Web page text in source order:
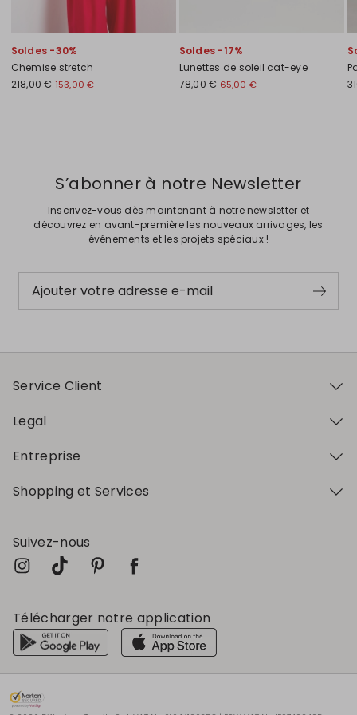
Soldes -30%
Chemise stretch
218,00 €153,00 €
Soldes -17%
Lunettes de soleil cat-eye
78,00 €65,00 €
S’abonner à notre Newsletter
Inscrivez-vous dès maintenant à notre newsletter et
découvrez en avant-première les nouveaux arrivages, les
événements et les projets spéciaux !
Ajouter votre adresse e-mail
Service Client
Legal
Entreprise
Shopping et Services
Suivez-nous
Télécharger notre application